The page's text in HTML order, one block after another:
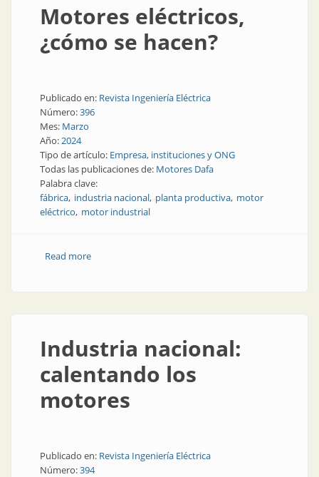
Motores eléctricos,
¿cómo se hacen?
Publicado en: Revista Ingeniería Eléctrica
Número:396
Mes: Marzo
Año:2024
Tipo de artículo: Empresa, instituciones y ONG
Todas las publicaciones de: Motores Dafa
Palabra clave:
fábrica industria nacional planta productiva motor
eléctrico motor industrial
Read moreabout Motores eléctricos, ¿cómo se hacen?
Industria nacional:
calentando los
motores
Publicado en: Revista Ingeniería Eléctrica
Número:394